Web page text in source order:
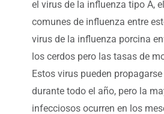
el virus de la influenza tipo A,
comunes de influenza entre
virus de la influenza porcina
los cerdos pero las tasas de
Estos virus pueden
durante todo el año, pero la
infecciosos ocurren en los